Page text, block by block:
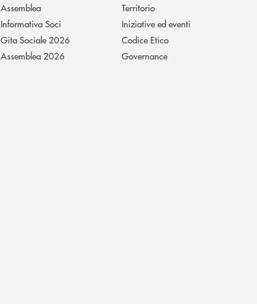
Assemblea
Informativa Soci
Gita Sociale 2026
Assemblea 2026
Territorio
Iniziative ed eventi
Codice Etico
Governance